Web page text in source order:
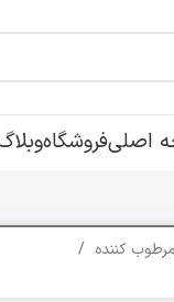
اصلیفروشگاه
کننده